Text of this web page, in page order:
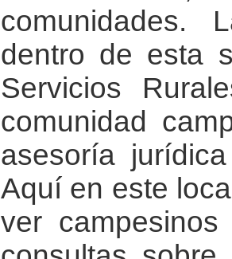
comunidades.
dentro de esta
Servicios
comunidad
asesoría
Aquí en este
ver